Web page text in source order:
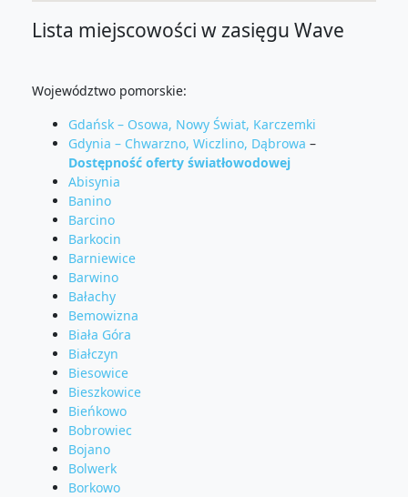
Lista miejscowości w zasięgu Wave
Województwo pomorskie:
Gdańsk – Osowa, Nowy Świat, Karczemki
Gdynia – Chwarzno, Wiczlino, Dąbrowa –
Dostępność oferty światłowodowej
Abisynia
Banino
Barcino
Barkocin
Barniewice
Barwino
Bałachy
Bemowizna
Biała Góra
Białczyn
Biesowice
Bieszkowice
Bieńkowo
Bobrowiec
Bojano
Bolwerk
Borkowo